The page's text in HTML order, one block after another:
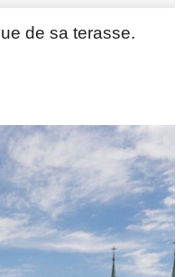
de sa terasse.